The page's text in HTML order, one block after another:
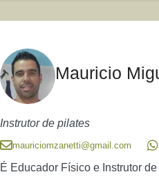
Mauricio
Instrutor de pilates
mauriciomzanetti@gmail.com
É Educador Físico e Instrutor